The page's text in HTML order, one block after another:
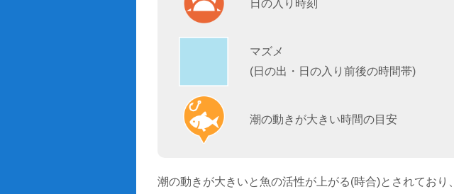
日の入り時刻
マズメ
(日の出・日の入り前後の時間帯)
潮の動きが大きい時間の目安
潮の動きが大きいと魚の活性が上がる(時合)とされており